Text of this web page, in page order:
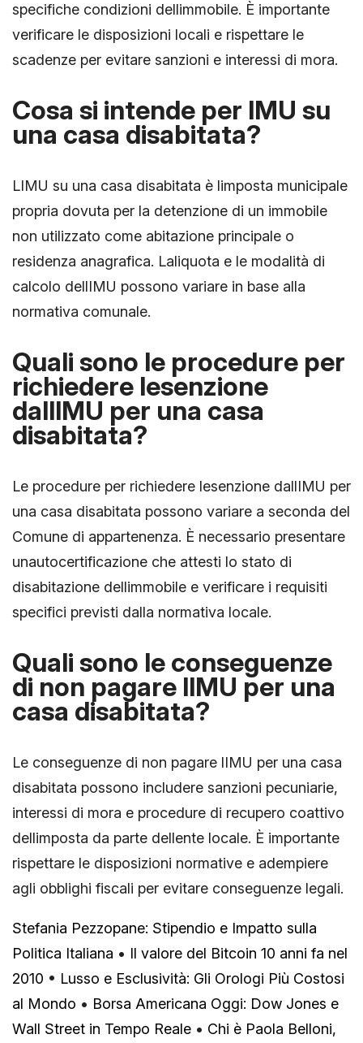
specifiche condizioni dellimmobile. È importante
verificare le disposizioni locali e rispettare le
scadenze per evitare sanzioni e interessi di mora.
Cosa si intende per IMU su
una casa disabitata?
LIMU su una casa disabitata è limposta municipale
propria dovuta per la detenzione di un immobile
non utilizzato come abitazione principale o
residenza anagrafica. Laliquota e le modalità di
calcolo dellIMU possono variare in base alla
normativa comunale.
Quali sono le procedure per
richiedere lesenzione
dallIMU per una casa
disabitata?
Le procedure per richiedere lesenzione dallIMU per
una casa disabitata possono variare a seconda del
Comune di appartenenza. È necessario presentare
unautocertificazione che attesti lo stato di
disabitazione dellimmobile e verificare i requisiti
specifici previsti dalla normativa locale.
Quali sono le conseguenze
di non pagare lIMU per una
casa disabitata?
Le conseguenze di non pagare lIMU per una casa
disabitata possono includere sanzioni pecuniarie,
interessi di mora e procedure di recupero coattivo
dellimposta da parte dellente locale. È importante
rispettare le disposizioni normative e adempiere
agli obblighi fiscali per evitare conseguenze legali.
Stefania Pezzopane: Stipendio e Impatto sulla
Politica Italiana • Il valore del Bitcoin 10 anni fa nel
2010 • Lusso e Esclusività: Gli Orologi Più Costosi
al Mondo • Borsa Americana Oggi: Dow Jones e
Wall Street in Tempo Reale • Chi è Paola Belloni,